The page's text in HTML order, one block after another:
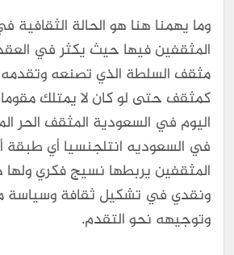
وما يهمنا هنا هو الحالة
المثقفين فيها حيث يكثر في
مثقف السلطة الذي تصنعه
كمثقف حتى لو كان لا يمتلك
اليوم في السعودية المثقف الحر
في السعوديه انتلجنسيا أي طبقة
المثقفين يربطها نسيج فكري
ونقدي في تشكيل ثقافة وسياسة
وتوجيهه نحو التقدم.